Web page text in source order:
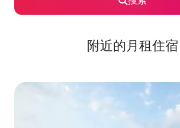
附近的月租住宿